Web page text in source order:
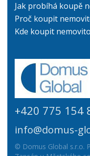
Jak probíhá koupě
Proč koupit
Kde koupit
+420 775 154
info@domus-
© Domus Global s.r.o.